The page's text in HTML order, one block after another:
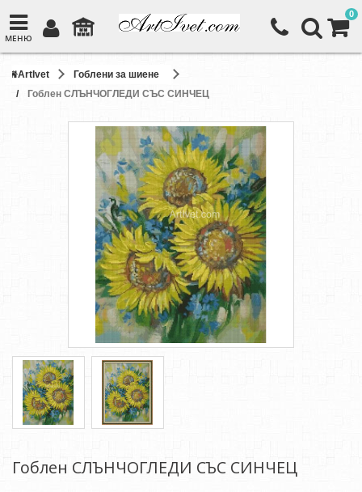
МЕНЮ
0
ArtIvet
Гоблени за шиене
Гоблен СЛЪНЧОГЛЕДИ СЪС СИНЧЕЦ
Гоблен СЛЪНЧОГЛЕДИ СЪС СИНЧЕЦ